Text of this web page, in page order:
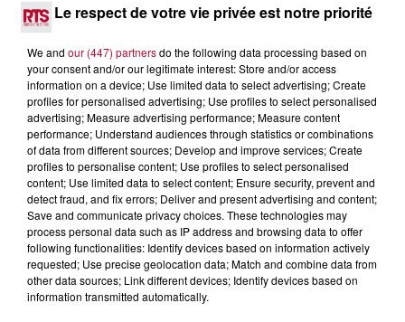
Rassemblez tous les justificatifs nécessaires : carnet
d’entretien, factures, diagnostic batterie, certificat de
non-gage, contrôle technique de moins de six mois,
carte grise. Une vente bien documentée rassure
l’acheteur.
ESTIMER LE PRIX DE VENTE
Des plateformes comme L’Argus, La Centrale ou
Leboncoin permettent d’estimer le prix en fonction du
modèle, du kilométrage, de l’état général et de la
batterie. Une estimation réaliste facilite une vente
rapide et évite les négociations à rallonge.
Le respect de votre vie privée est notre priorité
We and our (447) partnersdo the following data processing based on
your consent and/or our legitimate interest: Store and/or access
information on a device; Use limited data to select advertising; Create
profiles for personalised advertising; Use profiles to select personalised
advertising; Measure advertising performance; Measure content
performance; Understand audiences through statistics or combinations
of data from different sources; Develop and improve services; Create
profiles to personalise content; Use profiles to select personalised
content; Use limited data to select content; Ensure security, prevent and
detect fraud, and fix errors; Deliver and present advertising and content;
Save and communicate privacy choices. These technologies may
process personal data such as IP address and browsing data to offer
following functionalities: Identify devices based on information actively
requested; Use precise geolocation data; Match and combine data from
other data sources; Link different devices; Identify devices based on
information transmitted automatically.